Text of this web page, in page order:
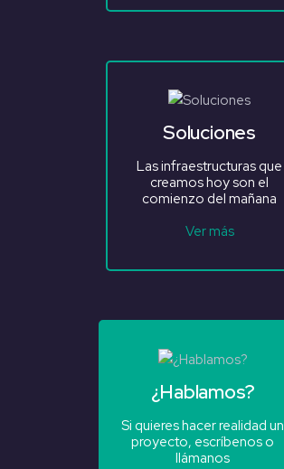
Soluciones
Las infraestructuras que
creamos hoy son el
comienzo del mañana
Ver más
¿Hablamos?
Si quieres hacer realidad un
proyecto, escríbenos o
llámanos